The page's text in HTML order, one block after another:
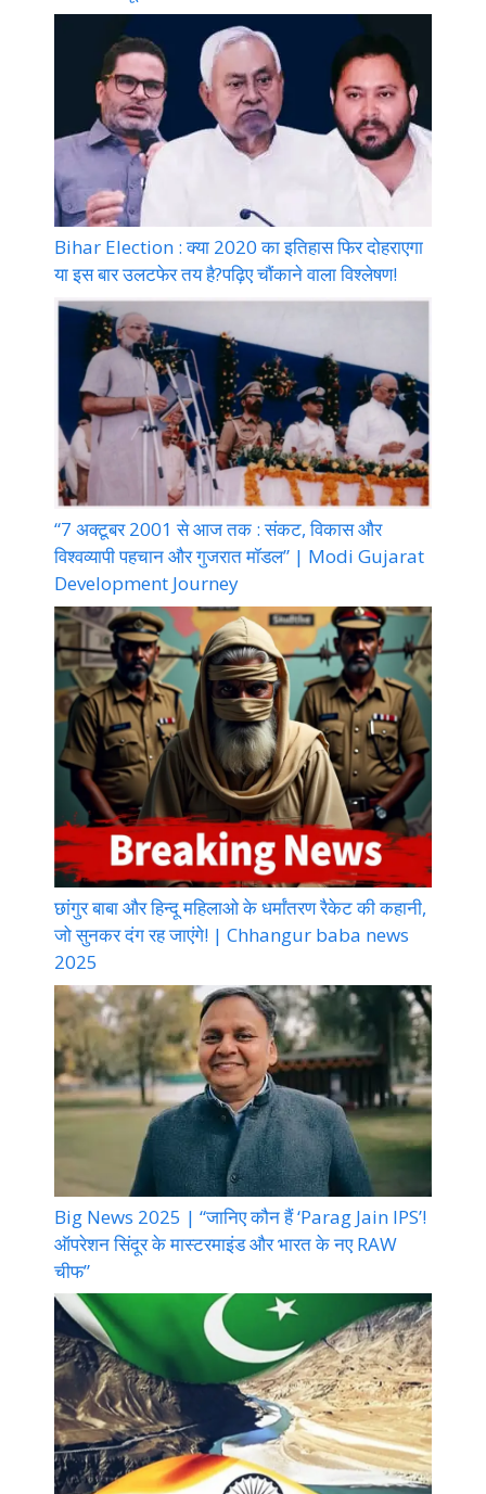
Bihar Election : क्या 2020 का इतिहास फिर दोहराएगा
या इस बार उलटफेर तय है?पढ़िए चौंकाने वाला विश्लेषण!
“7 अक्टूबर 2001 से आज तक : संकट, विकास और
विश्वव्यापी पहचान और गुजरात मॉडल” | Modi Gujarat
Development Journey
छांगुर बाबा और हिन्दू महिलाओ के धर्मांतरण रैकेट की कहानी,
जो सुनकर दंग रह जाएंगे! | Chhangur baba news
2025
Big News 2025 | “जानिए कौन हैं ‘Parag Jain IPS’!
ऑपरेशन सिंदूर के मास्टरमाइंड और भारत के नए RAW
चीफ”